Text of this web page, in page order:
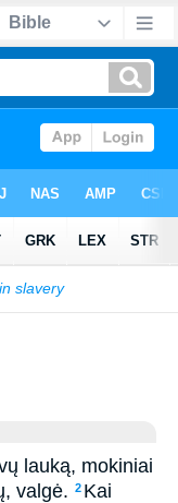
lauką, mokiniai
valgė. 2 Kai